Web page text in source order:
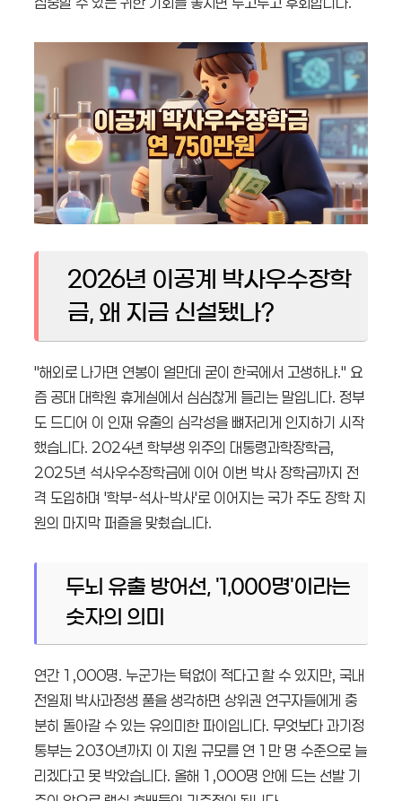
2026년 이공계 박사우수장학
금, 왜 지금 신설됐나?
"해외로 나가면 연봉이 얼만데 굳이 한국에서 고생하냐." 요
즘 공대 대학원 휴게실에서 심심찮게 들리는 말입니다. 정부
도 드디어 이 인재 유출의 심각성을 뼈저리게 인지하기 시작
했습니다. 2024년 학부생 위주의 대통령과학장학금,
2025년 석사우수장학금에 이어 이번 박사 장학금까지 전
격 도입하며 '학부-석사-박사'로 이어지는 국가 주도 장학 지
원의 마지막 퍼즐을 맞췄습니다.
두뇌 유출 방어선, '1,000명'이라는
숫자의 의미
연간 1,000명. 누군가는 턱없이 적다고 할 수 있지만, 국내
전일제 박사과정생 풀을 생각하면 상위권 연구자들에게 충
분히 돌아갈 수 있는 유의미한 파이입니다. 무엇보다 과기정
통부는 2030년까지 이 지원 규모를 연 1만 명 수준으로 늘
리겠다고 못 박았습니다. 올해 1,000명 안에 드는 선발 기